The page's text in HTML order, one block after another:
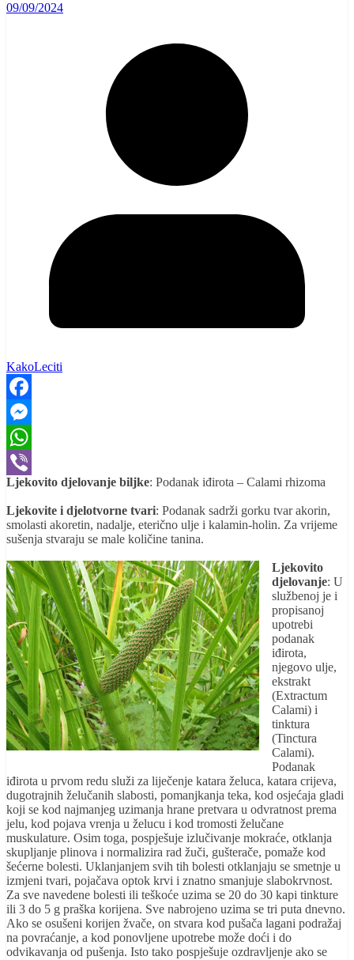
09/09/2024
KakoLeciti
Facebook
Messenger
WhatsApp
Viber
Ljekovito djelovanje biljke: Podanak iđirota – Calami rhizoma
Ljekovite i djelotvorne tvari: Podanak sadrži gorku tvar akorin,
smolasti akoretin, nadalje, eterično ulje i kalamin-holin. Za vrijeme
sušenja stvaraju se male količine tanina.
Ljekovito
djelovanje: U
službenoj je i
propisanoj
upotrebi
podanak
iđirota,
njegovo ulje,
ekstrakt
(Extractum
Calami) i
tinktura
(Tinctura
Calami).
Podanak
iđirota u prvom redu služi za liječenje katara želuca, katara crijeva,
dugotrajnih želučanih slabosti, pomanjkanja teka, kod osjećaja gladi
koji se kod najmanjeg uzimanja hrane pretvara u odvratnost prema
jelu, kod pojava vrenja u želucu i kod tromosti želučane
muskulature. Osim toga, pospješuje izlučivanje mokraće, otklanja
skupljanje plinova i normalizira rad žuči, gušterače, pomaže kod
šećerne bolesti. Uklanjanjem svih tih bolesti otklanjaju se smetnje u
izmjeni tvari, pojačava optok krvi i znatno smanjuje slabokrvnost.
Za sve navedene bolesti ili teškoće uzima se 20 do 30 kapi tinkture
ili 3 do 5 g praška korijena. Sve nabrojeno uzima se tri puta dnevno.
Ako se osušeni korijen žvače, on stvara kod pušača lagani podražaj
na povraćanje, a kod ponovljene upotrebe može doći i do
odvikavanja od pušenja. Isto tako pospješuje ozdravljenje ako se